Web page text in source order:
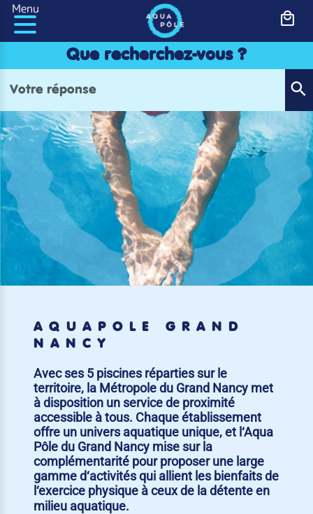
Panneau de gestion des cookies
Menu
Que recherchez-vous ?
AQUAPÔLE GRAND
NANCY
Avec ses 5 piscines réparties sur le
territoire, la Métropole du Grand Nancy met
à disposition un service de proximité
accessible à tous. Chaque établissement
offre un univers aquatique unique, et l‘Aqua
Pôle du Grand Nancy mise sur la
complémentarité pour proposer une large
gamme d‘activités qui allient les bienfaits de
l‘exercice physique à ceux de la détente en
milieu aquatique.